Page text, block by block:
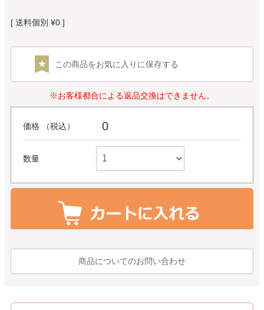
送料個別 ¥0
この商品をお気に入りに保存する
※お客様都合による返品交換はできません。
価格 （税込） 0
数量
商品についてのお問い合わせ